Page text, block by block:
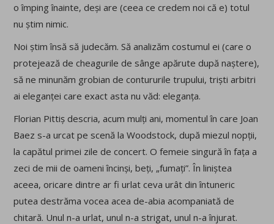
o împing înainte, deși are (ceea ce credem noi că e) totul
nu știm nimic.
Noi știm însă să judecăm. Să analizăm costumul ei (care o
protejează de cheagurile de sânge apărute după naștere),
să ne minunăm grobian de contururile trupului, triști arbitri
ai eleganței care exact asta nu văd: eleganța.
Florian Pittiș descria, acum mulți ani, momentul în care Joan
Baez s-a urcat pe scenă la Woodstock, după miezul nopții,
la capătul primei zile de concert. O femeie singură în fața a
zeci de mii de oameni încinși, beți, „fumați”. În liniștea
aceea, oricare dintre ar fi urlat ceva urât din întuneric
putea destrăma vocea acea de-abia acompaniată de
chitară. Unul n-a urlat, unul n-a strigat, unul n-a înjurat.